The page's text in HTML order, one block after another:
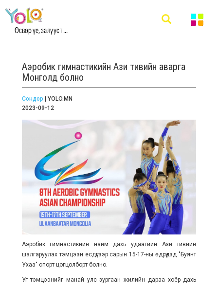
Өсвөр үе, залууст ...
Аэробик гимнастикийн Ази тивийн аварга
Монголд болно
Сондор | YOLO.MN
2023-09-12
Аэробик гимнастикийн найм дахь удаагийн Ази тивийн
шалгаруулах тэмцээн есдүгээр сарын 15-17-ны өдрүүдэд "Буянт
Ухаа" спорт цогцолборт болно.
Уг тэмцээнийг манай улс зургаан жилийн дараа хоёр дахь